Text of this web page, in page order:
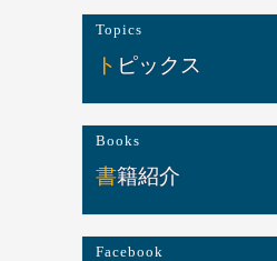
Topics
トピックス
Books
書籍紹介
Facebook